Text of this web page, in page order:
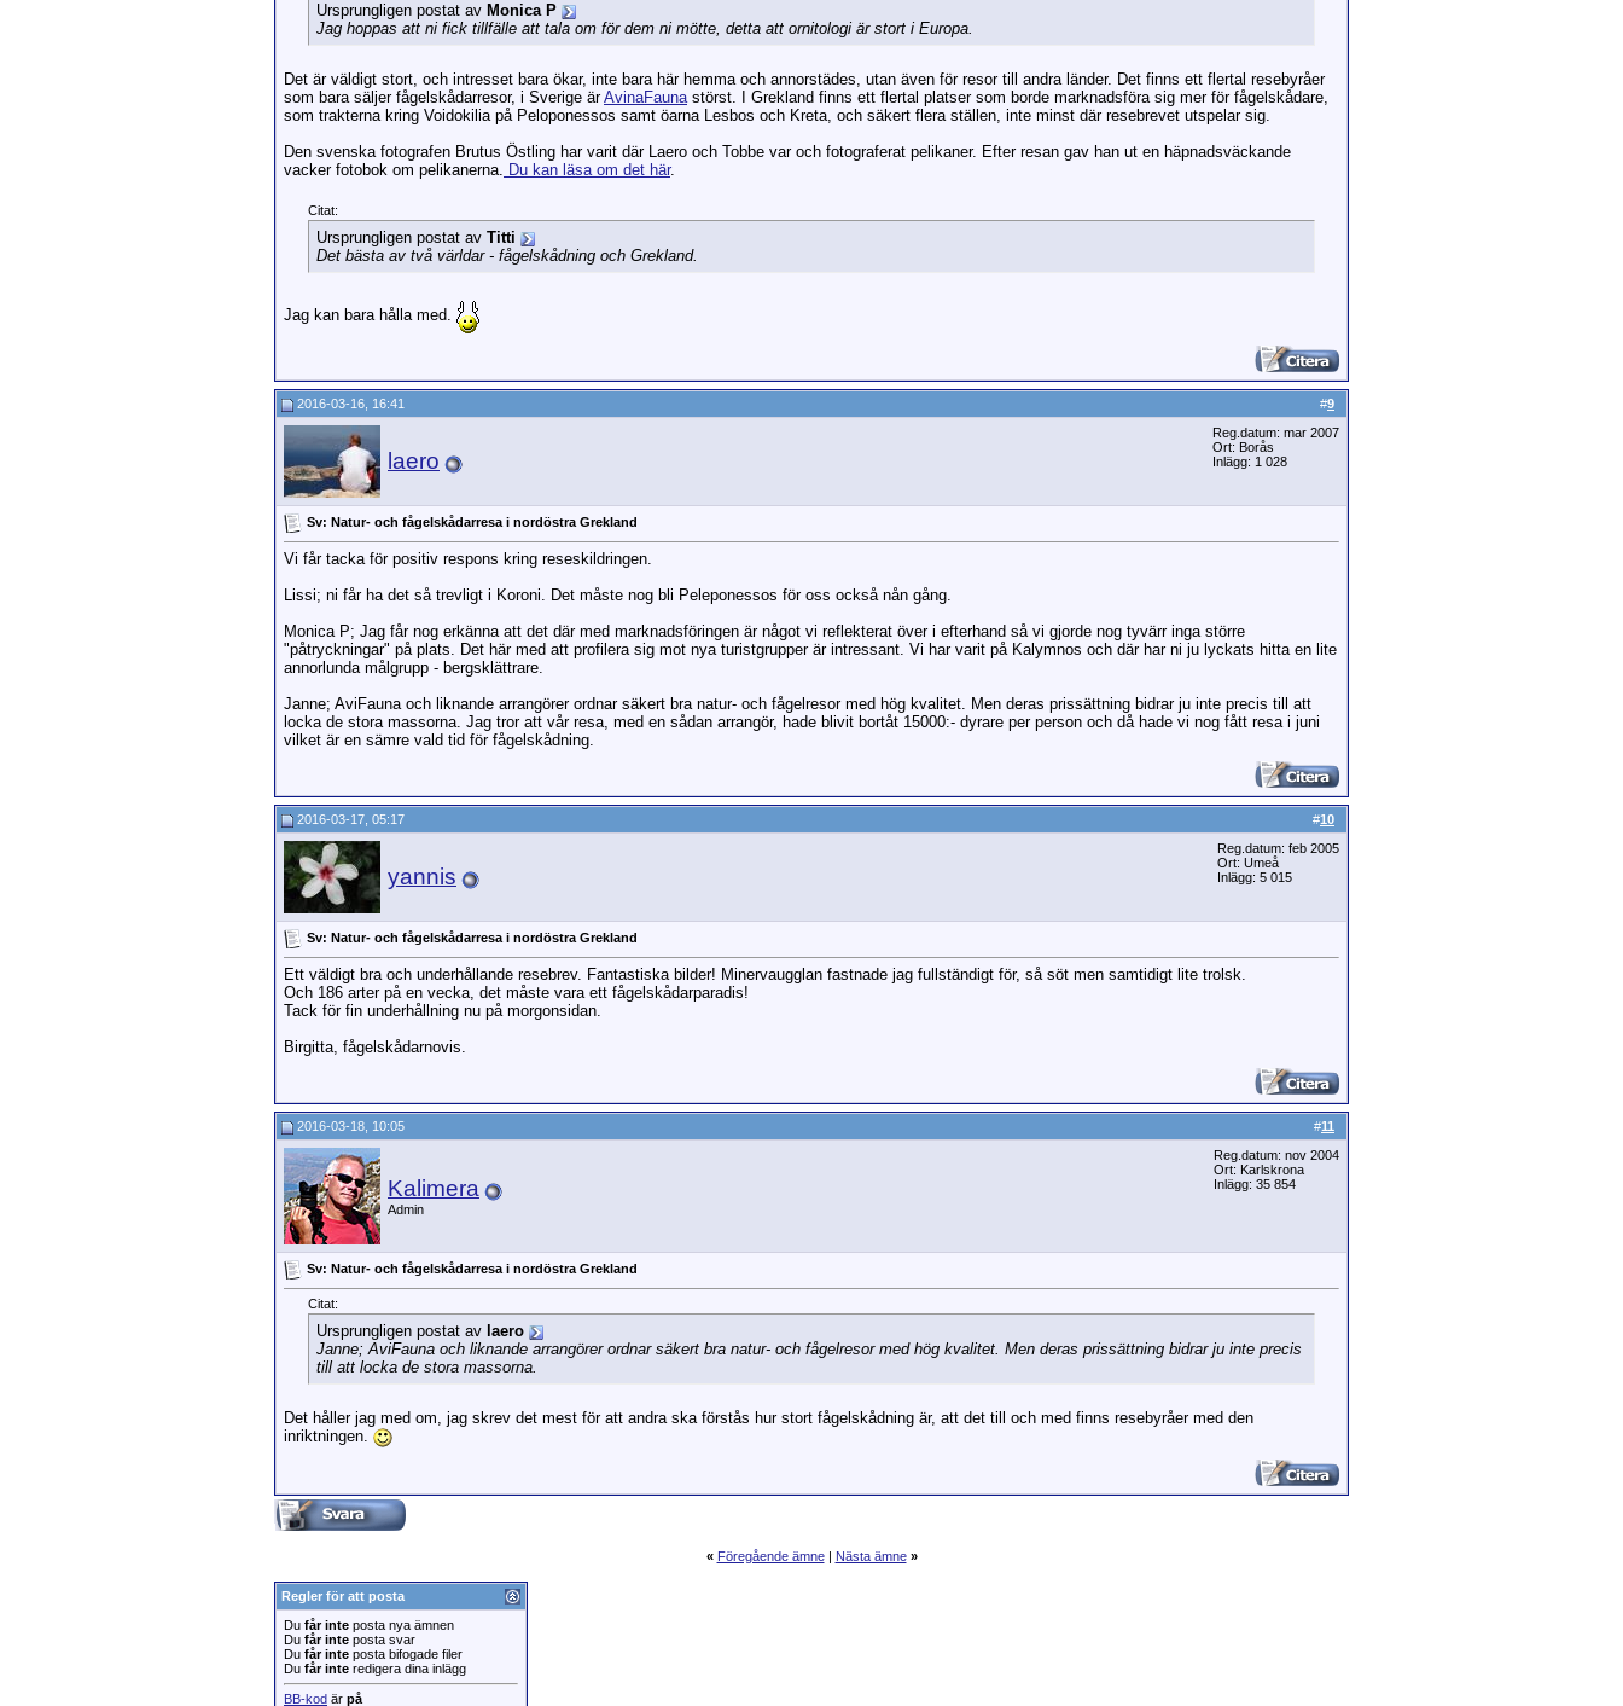
Ursprungligen postat av Monica P
Jag hoppas att ni fick tillfälle att tala om för dem ni mötte, detta att ornitologi är stort i Europa.
Det är väldigt stort, och intresset bara ökar, inte bara här hemma och annorstädes, utan även för resor till andra länder. Det finns ett flertal resebyråer
som bara säljer fågelskådarresor, i Sverige ärAvinaFaunastörst. I Grekland finns ett flertal platser som borde marknadsföra sig mer för fågelskådare,
som trakterna kring Voidokilia på Peloponessos samt öarna Lesbos och Kreta, och säkert flera ställen, inte minst där resebrevet utspelar sig.
Den svenska fotografen Brutus Östling har varit där Laero och Tobbe var och fotograferat pelikaner. Efter resan gav han ut en häpnadsväckande
vacker fotobok om pelikanerna. Du kan läsa om det här.
Citat:
Ursprungligen postat av Titti
Det bästa av två världar - fågelskådning och Grekland.
Jag kan bara hålla med.
#9
2016-03-16, 16:41
laero
Reg.datum: mar 2007
Ort: Borås
Inlägg: 1 028
Sv: Natur- och fågelskådarresa i nordöstra Grekland
Vi får tacka för positiv respons kring reseskildringen.
Lissi; ni får ha det så trevligt i Koroni. Det måste nog bli Peleponessos för oss också nån gång.
Monica P; Jag får nog erkänna att det där med marknadsföringen är något vi reflekterat över i efterhand så vi gjorde nog tyvärr inga större
"påtryckningar" på plats. Det här med att profilera sig mot nya turistgrupper är intressant. Vi har varit på Kalymnos och där har ni ju lyckats hitta en lite
annorlunda målgrupp - bergsklättrare.
Janne; AviFauna och liknande arrangörer ordnar säkert bra natur- och fågelresor med hög kvalitet. Men deras prissättning bidrar ju inte precis till att
locka de stora massorna. Jag tror att vår resa, med en sådan arrangör, hade blivit bortåt 15000:- dyrare per person och då hade vi nog fått resa i juni
vilket är en sämre vald tid för fågelskådning.
#10
2016-03-17, 05:17
yannis
Reg.datum: feb 2005
Ort: Umeå
Inlägg: 5 015
Sv: Natur- och fågelskådarresa i nordöstra Grekland
Ett väldigt bra och underhållande resebrev. Fantastiska bilder! Minervaugglan fastnade jag fullständigt för, så söt men samtidigt lite trolsk.
Och 186 arter på en vecka, det måste vara ett fågelskådarparadis!
Tack för fin underhållning nu på morgonsidan.
Birgitta, fågelskådarnovis.
#11
2016-03-18, 10:05
Kalimera
Admin
Reg.datum: nov 2004
Ort: Karlskrona
Inlägg: 35 854
Sv: Natur- och fågelskådarresa i nordöstra Grekland
Citat:
Ursprungligen postat av laero
Janne; AviFauna och liknande arrangörer ordnar säkert bra natur- och fågelresor med hög kvalitet. Men deras prissättning bidrar ju inte precis
till att locka de stora massorna.
Det håller jag med om, jag skrev det mest för att andra ska förstås hur stort fågelskådning är, att det till och med finns resebyråer med den
inriktningen.
« Föregående ämne| Nästa ämne »
Regler för att posta
Du får inte posta nya ämnen
Du får inte posta svar
Du får inte posta bifogade filer
Du får inte redigera dina inlägg
BB-kod är på